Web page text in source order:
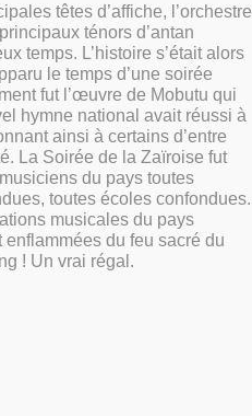
têtes d’affiche, l’orchestre
ténors d’antan
temps. L’histoire s’était alors
le temps d’une soirée
fut l’œuvre de Mobutu qui
hymne national avait réussi à
ainsi à certains d’entre
La Soirée de la Zaïroise fut
du pays toutes
toutes écoles confondues.
musicales du pays
du feu sacré du
! Un vrai régal.